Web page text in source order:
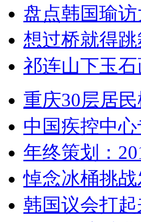
盘点韩国瑜
想过桥就得
祁连山下玉
重庆30层居
中国疾控中
年终策划：
悼念冰桶挑
韩国议会打